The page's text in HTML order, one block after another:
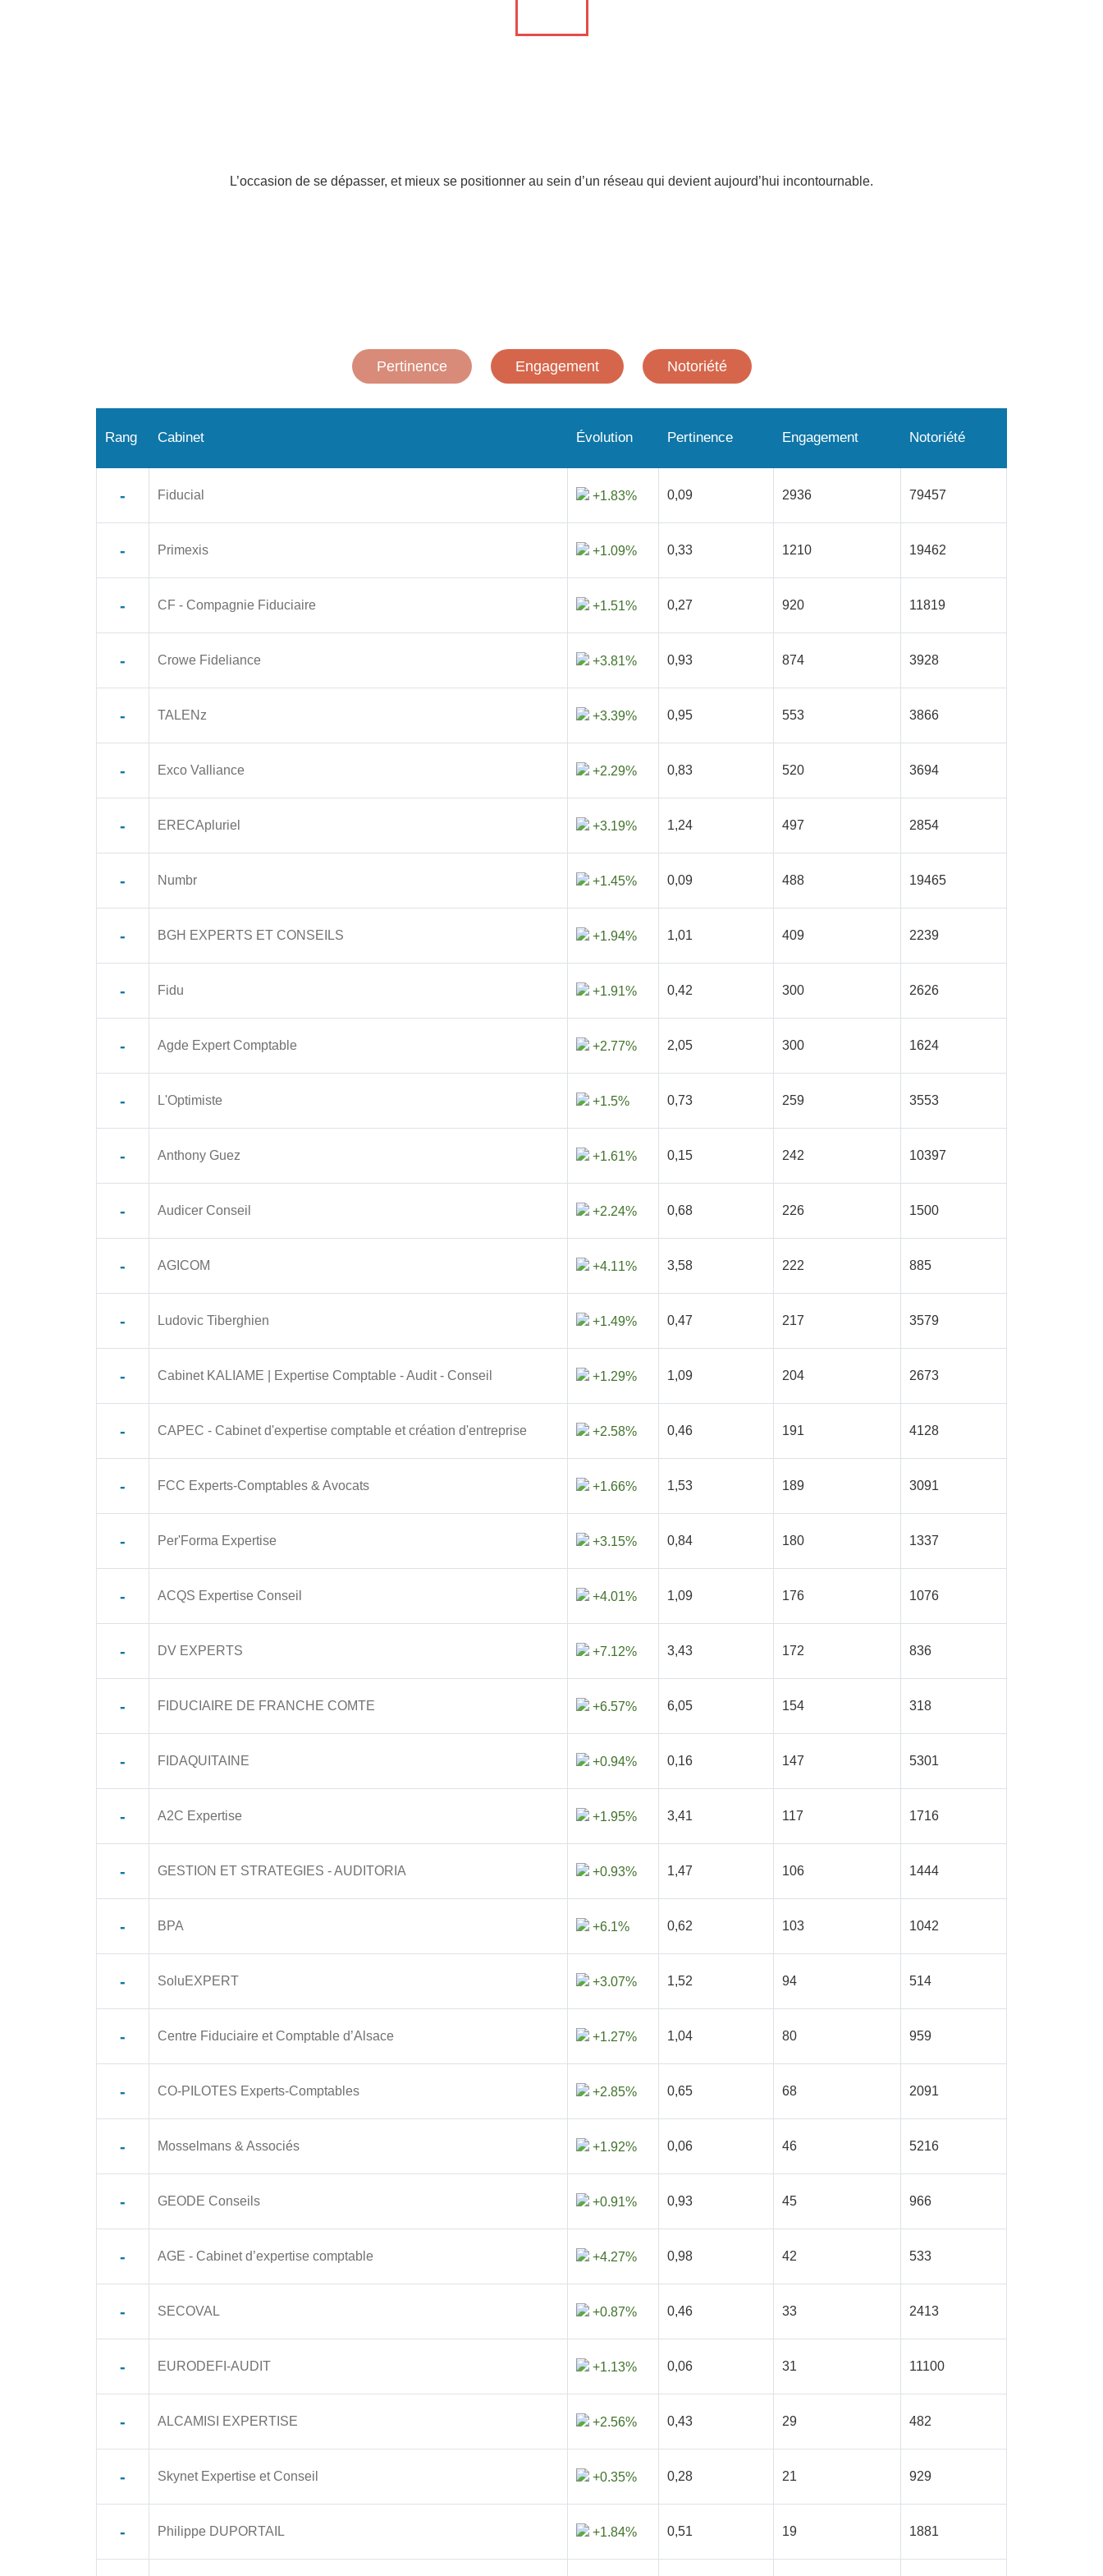
L’occasion de se dépasser, et mieux se positionner au sein d’un réseau qui devient aujourd’hui incontournable.
Pertinence Engagement Notoriété
Rang Cabinet Évolution Pertinence Engagement Notoriété
- Fiducial +1.83% 0,09 2936 79457
- Primexis +1.09% 0,33 1210 19462
- CF - Compagnie Fiduciaire +1.51% 0,27 920 11819
- Crowe Fideliance +3.81% 0,93 874 3928
- TALENz +3.39% 0,95 553 3866
- Exco Valliance +2.29% 0,83 520 3694
- ERECApluriel +3.19% 1,24 497 2854
- Numbr +1.45% 0,09 488 19465
- BGH EXPERTS ET CONSEILS +1.94% 1,01 409 2239
- Fidu +1.91% 0,42 300 2626
- Agde Expert Comptable +2.77% 2,05 300 1624
- L'Optimiste +1.5% 0,73 259 3553
- Anthony Guez +1.61% 0,15 242 10397
- Audicer Conseil +2.24% 0,68 226 1500
- AGICOM +4.11% 3,58 222 885
- Ludovic Tiberghien +1.49% 0,47 217 3579
- Cabinet KALIAME | Expertise Comptable - Audit - Conseil +1.29% 1,09 204 2673
- CAPEC - Cabinet d'expertise comptable et création d'entreprise +2.58% 0,46 191 4128
- FCC Experts-Comptables & Avocats +1.66% 1,53 189 3091
- Per'Forma Expertise +3.15% 0,84 180 1337
- ACQS Expertise Conseil +4.01% 1,09 176 1076
- DV EXPERTS +7.12% 3,43 172 836
- FIDUCIAIRE DE FRANCHE COMTE +6.57% 6,05 154 318
- FIDAQUITAINE +0.94% 0,16 147 5301
- A2C Expertise +1.95% 3,41 117 1716
- GESTION ET STRATEGIES - AUDITORIA +0.93% 1,47 106 1444
- BPA +6.1% 0,62 103 1042
- SoluEXPERT +3.07% 1,52 94 514
- Centre Fiduciaire et Comptable d’Alsace +1.27% 1,04 80 959
- CO-PILOTES Experts-Comptables +2.85% 0,65 68 2091
- Mosselmans & Associés +1.92% 0,06 46 5216
- GEODE Conseils +0.91% 0,93 45 966
- AGE - Cabinet d’expertise comptable +4.27% 0,98 42 533
- SECOVAL +0.87% 0,46 33 2413
- EURODEFI-AUDIT +1.13% 0,06 31 11100
- ALCAMISI EXPERTISE +2.56% 0,43 29 482
- Skynet Expertise et Conseil +0.35% 0,28 21 929
- Philippe DUPORTAIL +1.84% 0,51 19 1881